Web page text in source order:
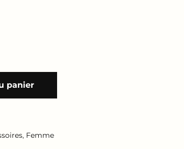
panier
, Femme